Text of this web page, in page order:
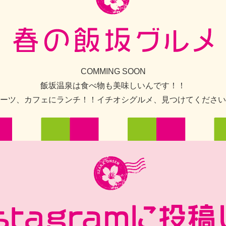
COMMING SOON
飯坂温泉は食べ物も美味しいんです！！
ツ、カフェにランチ！！イチオシグルメ、見つけてくださ